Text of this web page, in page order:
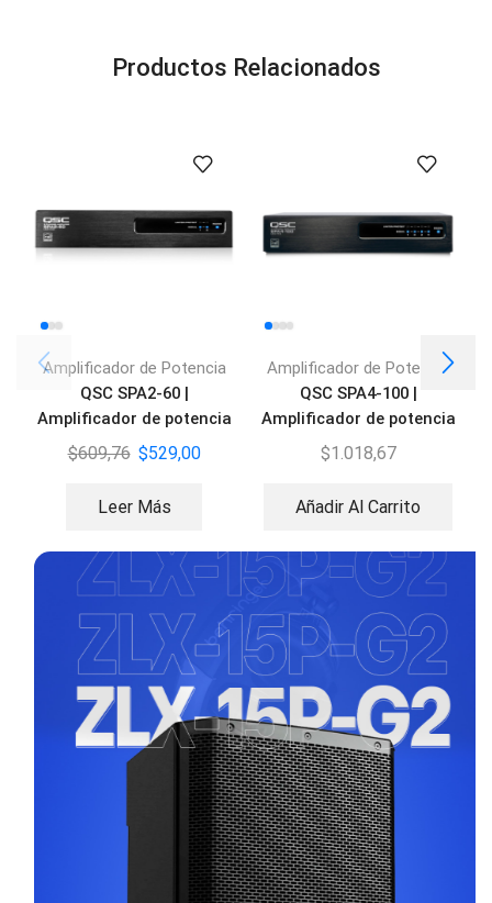
Productos Relacionados
Amplificador de Potencia
QSC SPA2-60 |
Amplificador de potencia
60V – 2 canales
$609,76 $529,00
Leer Más
Amplificador de Potencia
QSC SPA4-100 |
Amplificador de potencia
60V – 4 canales
$1.018,67
Añadir Al Carrito